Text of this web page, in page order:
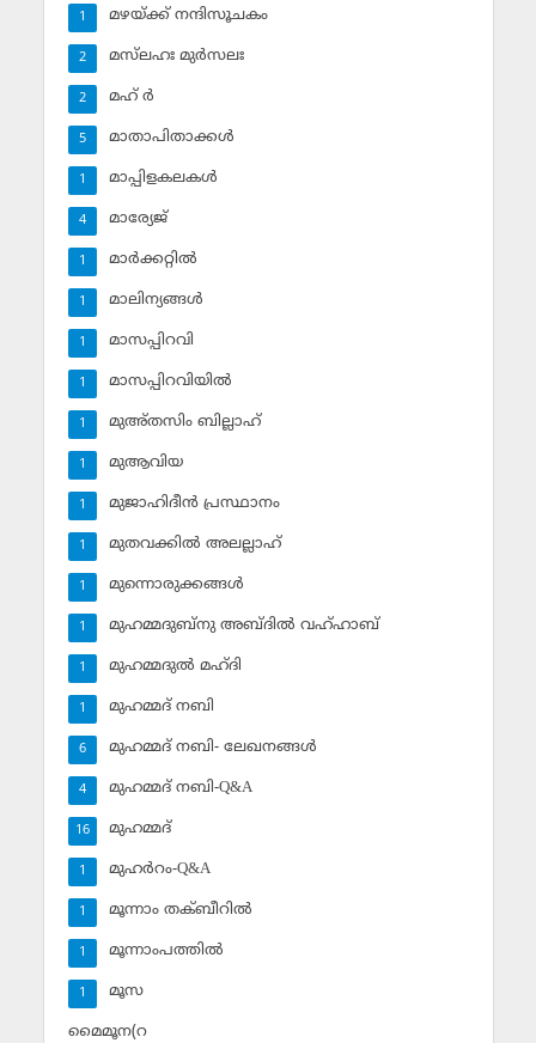
മഴയ്ക്ക് നന്ദിസൂചകം
1
മസ്‌ലഹഃ മുര്‍സലഃ
2
മഹ് ര്‍
2
മാതാപിതാക്കള്‍
5
മാപ്പിളകലകള്‍
1
മാര്യേജ്
4
മാര്‍ക്കറ്റില്‍
1
മാലിന്യങ്ങള്‍
1
മാസപ്പിറവി
1
മാസപ്പിറവിയില്‍
1
മുഅ്തസിം ബില്ലാഹ്
1
മുആവിയ
1
മുജാഹിദീന്‍ പ്രസ്ഥാനം
1
മുതവക്കില്‍ അലല്ലാഹ്
1
മുന്നൊരുക്കങ്ങള്‍
1
മുഹമ്മദുബ്‌നു അബ്ദില്‍ വഹ്ഹാബ്
1
മുഹമ്മദുല്‍ മഹ്ദി
1
മുഹമ്മദ് നബി
1
മുഹമ്മദ് നബി- ലേഖനങ്ങള്‍
6
മുഹമ്മദ് നബി-Q&A
4
മുഹമ്മദ്‌
16
മുഹര്‍റം-Q&A
1
മൂന്നാം തക്ബീറില്‍
1
മൂന്നാംപത്തില്‍
1
മൂസ
1
മൈമൂന(റ